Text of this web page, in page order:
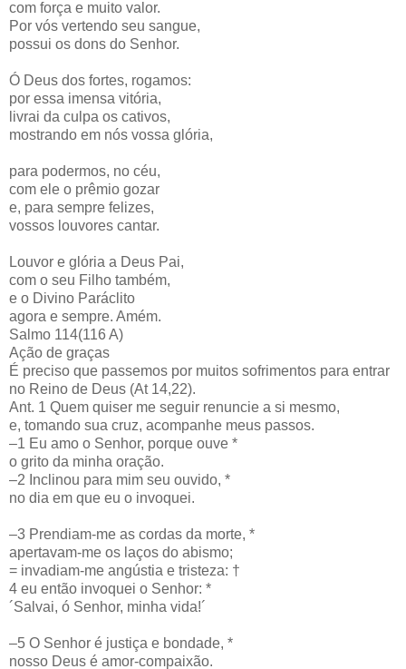
com força e muito valor.
Por vós vertendo seu sangue,
possui os dons do Senhor.
Ó Deus dos fortes, rogamos:
por essa imensa vitória,
livrai da culpa os cativos,
mostrando em nós vossa glória,
para podermos, no céu,
com ele o prêmio gozar
e, para sempre felizes,
vossos louvores cantar.
Louvor e glória a Deus Pai,
com o seu Filho também,
e o Divino Paráclito
agora e sempre. Amém.
Salmo 114(116 A)
Ação de graças
É preciso que passemos por muitos sofrimentos para entrar
no Reino de Deus (At 14,22).
Ant. 1 Quem quiser me seguir renuncie a si mesmo,
e, tomando sua cruz, acompanhe meus passos.
–1 Eu amo o Senhor, porque ouve *
o grito da minha oração.
–2 Inclinou para mim seu ouvido, *
no dia em que eu o invoquei.
–3 Prendiam-me as cordas da morte, *
apertavam-me os laços do abismo;
= invadiam-me angústia e tristeza: †
4 eu então invoquei o Senhor: *
´Salvai, ó Senhor, minha vida!´
–5 O Senhor é justiça e bondade, *
nosso Deus é amor-compaixão.